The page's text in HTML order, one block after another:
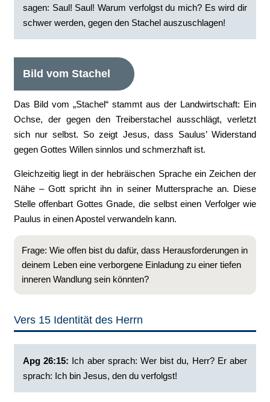
sagen: Saul! Saul! Warum verfolgst du mich? Es wird dir
schwer werden, gegen den Stachel auszuschlagen!
Bild vom Stachel
Das Bild vom „Stachel“ stammt aus der Landwirtschaft: Ein
Ochse, der gegen den Treiberstachel ausschlägt, verletzt
sich nur selbst. So zeigt Jesus, dass Saulus’ Widerstand
gegen Gottes Willen sinnlos und schmerzhaft ist.
Gleichzeitig liegt in der hebräischen Sprache ein Zeichen der
Nähe – Gott spricht ihn in seiner Muttersprache an. Diese
Stelle offenbart Gottes Gnade, die selbst einen Verfolger wie
Paulus in einen Apostel verwandeln kann.
Frage: Wie offen bist du dafür, dass Herausforderungen in
deinem Leben eine verborgene Einladung zu einer tiefen
inneren Wandlung sein könnten?
Vers 15 Identität des Herrn
Apg 26:15: ‭Ich aber sprach: Wer bist du, Herr? Er aber
sprach: Ich bin Jesus, den du verfolgst!